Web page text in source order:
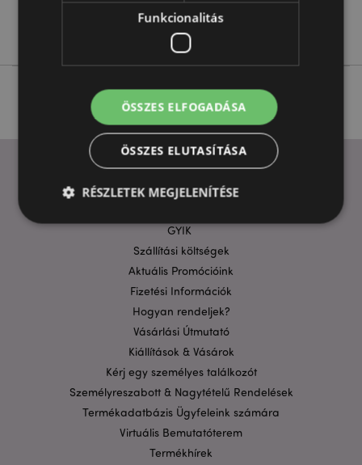
Nem
HASZNOS LINKEK
GYIK
Szállítási költségek
Aktuális Promócióink
Fizetési Információk
Hogyan rendeljek?
Vásárlási Útmutató
Kiállítások & Vásárok
Kérj egy személyes találkozót
Személyreszabott & Nagytételű Rendelések
Termékadatbázis Ügyfeleink számára
Virtuális Bemutatóterem
Termékhírek
Funkcionalitás
ÖSSZES ELFOGADÁSA
ÖSSZES ELUTASÍTÁSA
RÉSZLETEK MEGJELENÍTÉSE
Elengedhetetlenül szükséges
Funkcionalitás
A weboldal működéséhez feltétlenül szükséges sütik
lehetővé teszik a webhely alapvető funkcióit,
például a felhasználói bejelentkezést és a
fiókkezelést. A weboldal nem használható
Név
Domain